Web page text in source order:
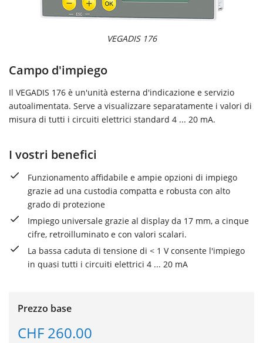
VEGADIS 176
Campo d'impiego
Il VEGADIS 176 è un'unità esterna d'indicazione e servizio
autoalimentata. Serve a visualizzare separatamente i valori di
misura di tutti i circuiti elettrici standard 4 ... 20 mA.
I vostri benefici
Funzionamento affidabile e ampie opzioni di impiego
grazie ad una custodia compatta e robusta con alto
grado di protezione
Impiego universale grazie al display da 17 mm, a cinque
cifre, retroilluminato e con valori scalari.
La bassa caduta di tensione di < 1 V consente l'impiego
in quasi tutti i circuiti elettrici 4 ... 20 mA
Prezzo base
CHF 260.00